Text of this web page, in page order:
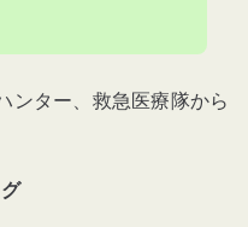
ンター、救急医療隊から